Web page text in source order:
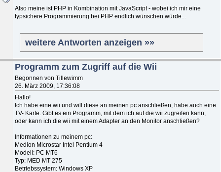
Also meine ist PHP in Kombination mit JavaScript - wobei ich mir eine
typsichere Programmierung bei PHP endlich wünschen würde...
weitere Antworten anzeigen »»
Programm zum Zugriff auf die Wii
Begonnen von Tillewimm
26. März 2009, 17:36:08
Hallo!
Ich habe eine wii und will diese an meinen pc anschließen, habe auch eine
TV- Karte. Gibt es ein Programm, mit dem ich auf die wii zugreifen kann,
oder kann ich die wii mit einem Adapter an den Monitor anschließen?
Informationen zu meinem pc:
Medion Microstar Intel Pentium 4
Modell: PC MT6
Typ: MED MT 275
Betriebssystem: Windows XP